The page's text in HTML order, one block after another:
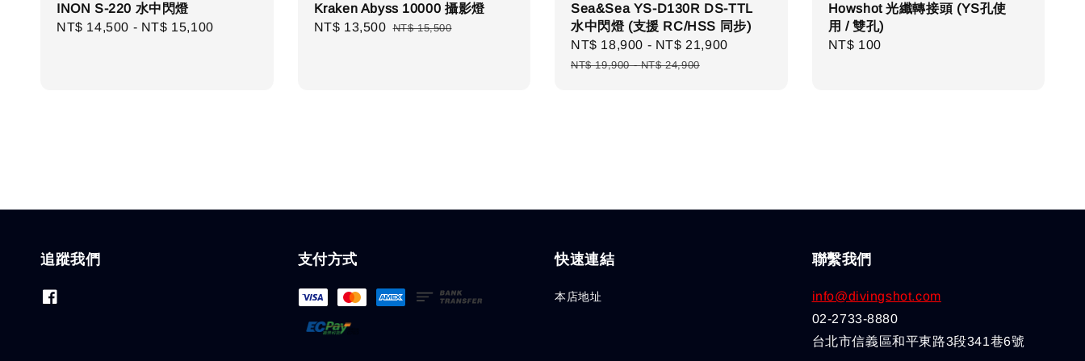
INON S-220 水中閃燈
Regular
NT$ 14,500 - NT$ 15,100
Kraken Abyss 10000 攝影燈
Sale
NT$ 13,500 Regular
NT$ 15,500
Sea&Sea YS-D130R DS-TTL
水中閃燈 (支援 RC/HSS 同步)
Sale
price
NT$ 18,900 - NT$ 21,900
NT$ 19,900-NT$ 24,900
Howshot 光纖轉接頭 (YS孔使
用 / 雙孔)
Regular
NT$ 100
追蹤我們 支付方式 快速連結
本店地址
聯繫我們
info@divingshot.com
02-2733-8880
台北市信義區和平東路3段341巷6號